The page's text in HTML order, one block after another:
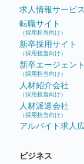
求人情報サービ
転職サイト
（採用担当向け）
新卒採用サイト
（採用担当向け）
新卒エージェン
（採用担当向け）
人材紹介会社
（採用担当向け）
人材派遣会社
（採用担当向け）
アルバイト求人
ビジネス